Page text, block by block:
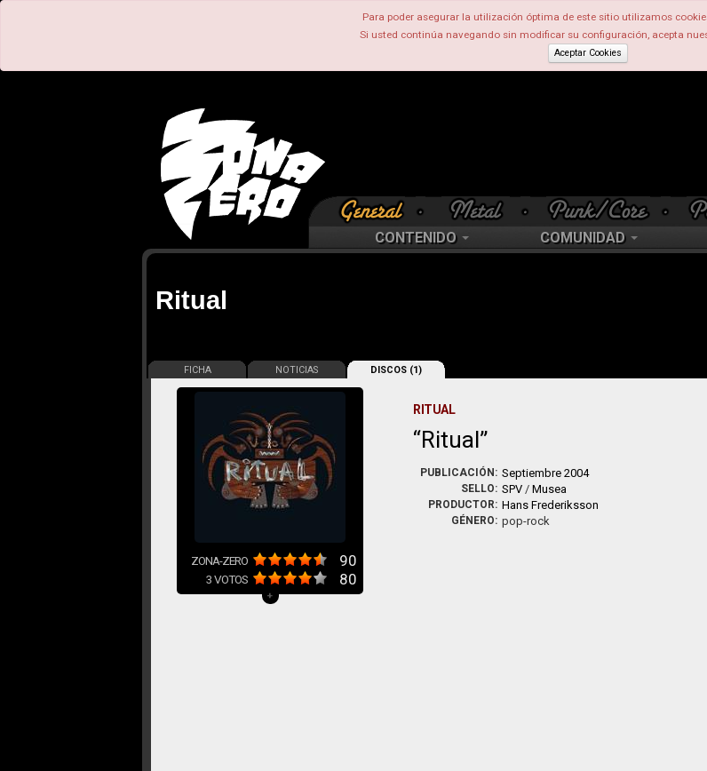
Para poder asegurar la utilización óptima de este sitio utilizamos
Si usted continúa navegando sin modificar su configuración, acepta
Aceptar Cookies
CONTENIDO COMUNIDAD
Ritual
FICHA NOTICIAS DISCOS (1)
ZONA-ZERO 90
3VOTOS 80
+
RITUAL
Ritual
PUBLICACIÓN: Septiembre 2004
SELLO: SPV /Musea
PRODUCTOR: Hans Frederiksson
GÉNERO: pop-rock